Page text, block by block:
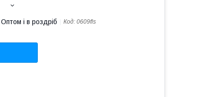
Оптом і в роздріб Код: 0609fls